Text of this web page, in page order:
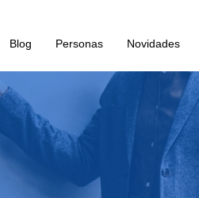
Blog Personas Novidades